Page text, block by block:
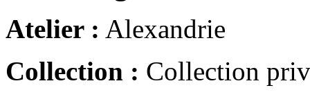
Atelier : Alexandrie
Collection : Collection